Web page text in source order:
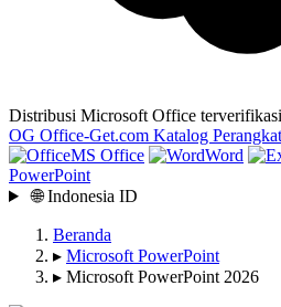
Distribusi Microsoft Office terverifikasi
OG Office-Get.com Katalog
MS Office
Word
PowerPoint
🌐 Indonesia ID
Beranda
▸ Microsoft PowerPoint
▸ Microsoft PowerPoint 2026